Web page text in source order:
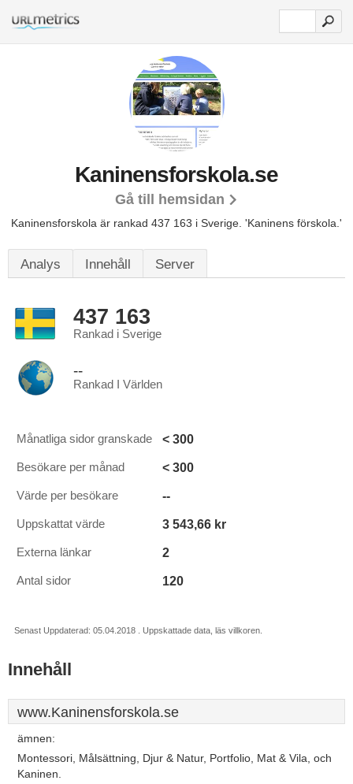
Kaninensforskola.se
Gå till hemsidan
Kaninensforskola är rankad 437 163 i Sverige. 'Kaninens förskola.'
Analys Innehåll Server
437 163
Rankad i Sverige
--
Rankad I Världen
Månatliga sidor granskade < 300
Besökare per månad < 300
Värde per besökare --
Uppskattat värde 3 543,66 kr
Externa länkar 2
Antal sidor 120
Senast Uppdaterad: 05.04.2018 . Uppskattade data, läs villkoren.
Innehåll
www.Kaninensforskola.se
ämnen:
Montessori, Målsättning, Djur & Natur, Portfolio, Mat & Vila, och
Kaninen.